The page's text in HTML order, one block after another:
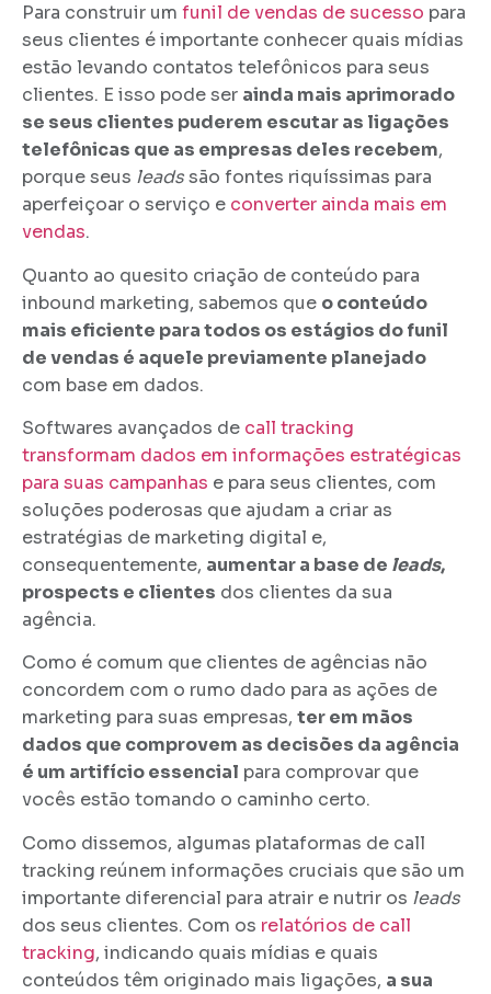
Para construir um funil de vendas de sucesso para
seus clientes é importante conhecer quais mídias
estão levando contatos telefônicos para seus
clientes. E isso pode ser ainda mais aprimorado
se seus clientes puderem escutar as ligações
telefônicas que as empresas deles recebem,
porque seus leadssão fontes riquíssimas para
aperfeiçoar o serviço e converter ainda mais em
vendas.
Quanto ao quesito criação de conteúdo para
inbound marketing, sabemos que o conteúdo
mais eficiente para todos os estágios do funil
de vendas é aquele previamente planejado
com base em dados.
Softwares avançados de call tracking
transformam dados em informações estratégicas
para suas campanhas e para seus clientes, com
soluções poderosas que ajudam a criar as
estratégias de marketing digital e,
consequentemente, aumentar a base de leads,
prospects e clientes dos clientes da sua
agência.
Como é comum que clientes de agências não
concordem com o rumo dado para as ações de
marketing para suas empresas, ter em mãos
dados que comprovem as decisões da agência
é um artifício essencial para comprovar que
vocês estão tomando o caminho certo.
Como dissemos, algumas plataformas de call
tracking reúnem informações cruciais que são um
importante diferencial para atrair e nutrir os leads
dos seus clientes. Com os relatórios de call
tracking, indicando quais mídias e quais
conteúdos têm originado mais ligações, a sua